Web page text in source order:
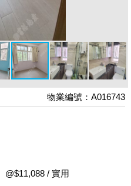
物業編號：A016743
@$11,088 / 實用